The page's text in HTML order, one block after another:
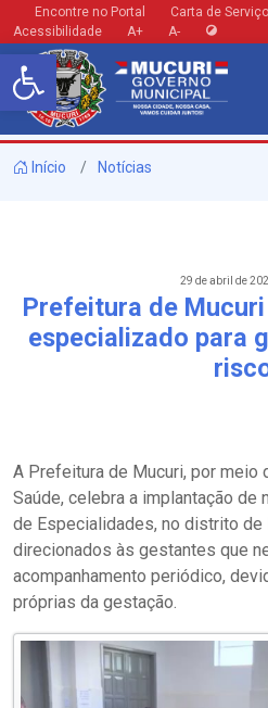
Barra de Ferramentas Aberta
Encontre no Portal Carta de
Acessibilidade
A+ A-
Início Notícias
29 de abril de
Prefeitura de
especializado para
A Prefeitura de Mucuri, por meio
Saúde, celebra a implantação de
de Especialidades, no distrito de
direcionados às gestantes que
acompanhamento periódico,
próprias da gestação.